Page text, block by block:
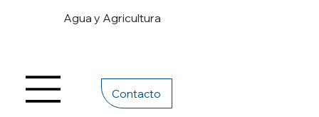
Agua y Agricultura
Contacto